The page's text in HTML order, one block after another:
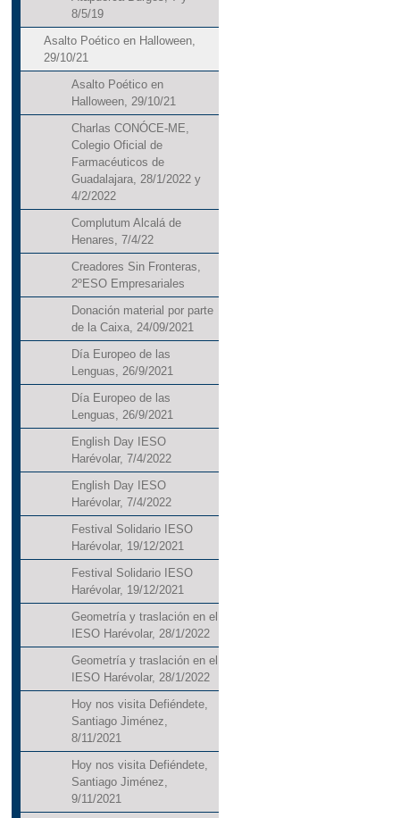
8/5/19
Asalto Poético en Halloween,
29/10/21
Asalto Poético en
Halloween, 29/10/21
Charlas CONÓCE-ME,
Colegio Oficial de
Farmacéuticos de
Guadalajara, 28/1/2022 y
4/2/2022
Complutum Alcalá de
Henares, 7/4/22
Creadores Sin Fronteras,
2ºESO Empresariales
Donación material por parte
de la Caixa, 24/09/2021
Día Europeo de las
Lenguas, 26/9/2021
Día Europeo de las
Lenguas, 26/9/2021
English Day IESO
Harévolar, 7/4/2022
English Day IESO
Harévolar, 7/4/2022
Festival Solidario IESO
Harévolar, 19/12/2021
Festival Solidario IESO
Harévolar, 19/12/2021
Geometría y traslación en el
IESO Harévolar, 28/1/2022
Geometría y traslación en el
IESO Harévolar, 28/1/2022
Hoy nos visita Defiéndete,
Santiago Jiménez,
8/11/2021
Hoy nos visita Defiéndete,
Santiago Jiménez,
9/11/2021